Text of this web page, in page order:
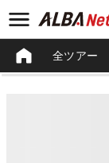
全ツアー